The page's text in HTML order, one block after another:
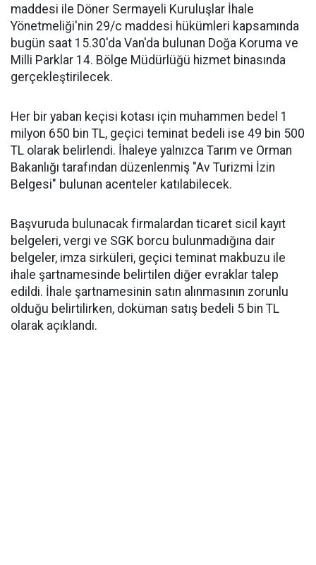
maddesi ile Döner Sermayeli Kuruluşlar İhale
Yönetmeliği'nin 29/c maddesi hükümleri kapsamında
bugün saat 15.30'da Van'da bulunan Doğa Koruma ve
Milli Parklar 14. Bölge Müdürlüğü hizmet binasında
gerçekleştirilecek.
Her bir yaban keçisi kotası için muhammen bedel 1
milyon 650 bin TL, geçici teminat bedeli ise 49 bin 500
TL olarak belirlendi. İhaleye yalnızca Tarım ve Orman
Bakanlığı tarafından düzenlenmiş "Av Turizmi İzin
Belgesi" bulunan acenteler katılabilecek.
Başvuruda bulunacak firmalardan ticaret sicil kayıt
belgeleri, vergi ve SGK borcu bulunmadığına dair
belgeler, imza sirküleri, geçici teminat makbuzu ile
ihale şartnamesinde belirtilen diğer evraklar talep
edildi. İhale şartnamesinin satın alınmasının zorunlu
olduğu belirtilirken, doküman satış bedeli 5 bin TL
olarak açıklandı.